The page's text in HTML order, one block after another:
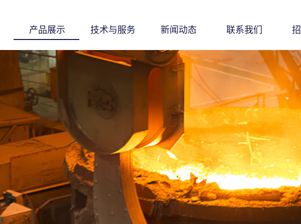
产品展示 技术与服务 新闻动态 联系我们